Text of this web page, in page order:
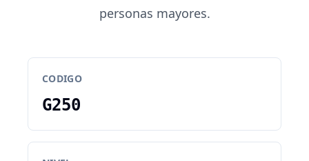
personas mayores.
CODIGO
G250